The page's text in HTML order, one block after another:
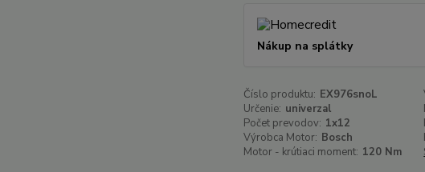
Nákup na splátky
Číslo produktu: EX976snoL
Určenie: univerzal
Počet prevodov: 1x12
Výrobca Motor: Bosch
Motor - krútiaci moment: 120 Nm